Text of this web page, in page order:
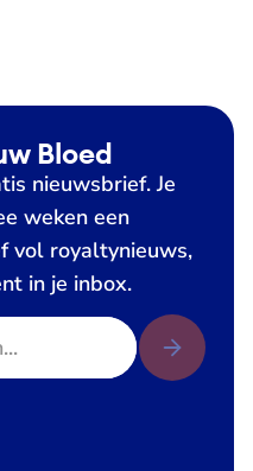
Bloed
nieuwsbrief. Je
weken een
vol royaltynieuws,
in je inbox.